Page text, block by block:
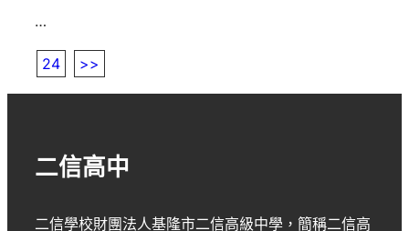
…
24 >>
二信高中
二信學校財團法人基隆市二信高級中學 ，簡稱二信高